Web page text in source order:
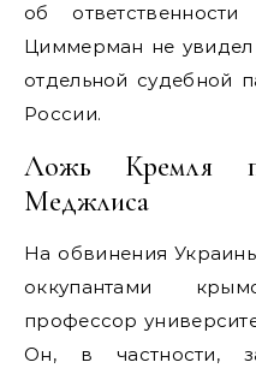
об
Циммерман не
отдельной судебной
России.
Ложь Кремля
Меджлиса
На обвинения
оккупантами
профессор
Он, в частности,